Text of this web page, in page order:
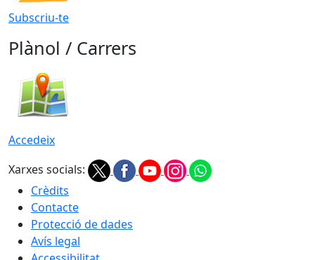
Subscriu-te
Plànol / Carrers
Accedeix
Xarxes socials:
Crèdits
Contacte
Protecció de dades
Avís legal